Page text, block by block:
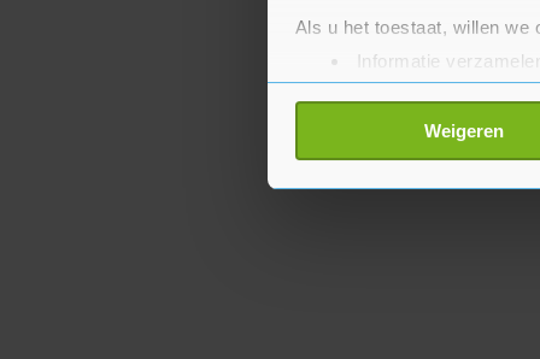
Als u het toestaat, willen we
Informatie
Uw apparaat
Lees meer over hoe uw
toestemming op elk moment
Weigeren